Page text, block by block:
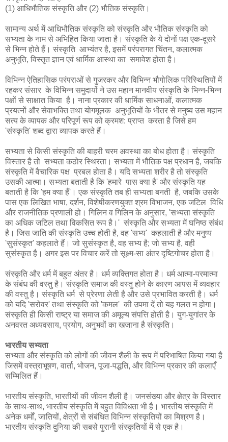
(1) आधिभौतिक संस्कृति और (2) भौतिक संस्कृति।
सामान्य अर्थ में आधिभौतिक संस्कृति को संस्कृति और भौतिक संस्कृति को
सभ्यता के नाम से अभिहित किया जाता है। संस्कृति के ये दोनों पक्ष एक-दूसरे
से भिन्न होते हैं। संस्कृति आभ्यंतर है, इसमें परंपरागत चिंतन, कलात्मक
अनुभूति, विस्तृत ज्ञान एवं धार्मिक आस्था का समावेश होता है।
विभिन्न ऐतिहासिक परंपराओं से गुजरकर और विभिन्न भौगोलिक परिस्थितियों में
रहकर संसार के विभिन्न समुदायों ने उस महान मानवीय संस्कृति के भिन्न-भिन्न
पक्षों से साक्षात किया है। नाना प्रकार की धार्मिक साधनाओं, कलात्मक
प्रयत्नों और सेवाभक्ति तथा योगमूलक अनुभूतियों के भीतर से मनुष्य उस महान
सत्य के व्यापक और परिपूर्ण रूप को क्रमश: प्राप्त करता है जिसे हम
'संस्कृति' शब्द द्वारा व्यापक करते हैं।
सभ्यता से किसी संस्कृति की बाहरी चरम अवस्था का बोध होता है। संस्कृति
विस्तार है तो सभ्यता कठोर स्थिरता। सभ्यता में भौतिक पक्ष प्रधान है, जबकि
संस्कृति में वैचारिक पक्ष प्रबल होता है। यदि सभ्यता शरीर है तो संस्कृति
उसकी आत्मा। सभ्यता बताती है कि 'हमारे पास क्या है' और संस्कृति यह
बताती है कि 'हम क्या हैं'। एक संस्कृति तब ही सभ्यता बनती है, जबकि उसके
पास एक लिखित भाषा, दर्शन, विशेषीकरणयुक्त श्रम विभाजन, एक जटिल विधि
और राजनीतिक प्रणाली हो। गिलिन व गिलिन के अनुसार, 'सभ्यता संस्कृति
का अधिक जटिल तथा विकसित रूप है।' संस्कृति और सभ्यता में घनिष्ठ संबंध
है। जिस जाति की संस्कृति उच्च होती है, वह 'सभ्य' कहलाती है और मनुष्य
'सुसंस्कृत' कहलाते हैं। जो सुसंस्कृत है, वह सभ्य है; जो सभ्य है, वही
सुसंस्कृत है। अगर इस पर विचार करें तो सूक्ष्म-सा अंतर दृष्टिगोचर होता है।
संस्कृति और धर्म में बहुत अंतर है। धर्म व्यक्तिगत होता है। धर्म आत्मा-परमात्मा
के संबंध की वस्तु है। संस्कृति समाज की वस्तु होने के कारण आपस में व्यवहार
की वस्तु है। संस्कृति धर्म से प्रेरणा लेती है और उसे प्रभावित करती है। धर्म
को यदि 'सरोवर' तथा संस्कृति को 'कमल' की उपमा दें तो यह गलत न होगा।
संस्कृति ही किसी राष्ट्र या समाज की अमूल्य संपत्ति होती है। युग-युगांतर के
अनवरत अध्यवसाय, प्रयोग, अनुभवों का खजाना है संस्कृति।
भारतीय सभ्यता
सभ्यता और संस्कृति को लोगों की जीवन शैली के रूप में परिभाषित किया गया है
जिसमें वस्त्राभूषण, वार्ता, भोजन, पूजा-पद्धति, और विभिन्न प्रकार की कलाएँ
सम्मिलित हैं।
भारतीय संस्कृति, भारतीयों की जीवन शैली है। जनसंख्या और क्षेत्र के विस्तार
के साथ-साथ, भारतीय संस्कृति में बहुत विविधता भी है। भारतीय संस्कृति में
अनेक धर्मों, जातियों, क्षेत्रों से संबंधित विभिन्न संस्कृतियों का मिश्रण है।
भारतीय संस्कृति दुनिया की सबसे पुरानी संस्कृतियों में से एक है।